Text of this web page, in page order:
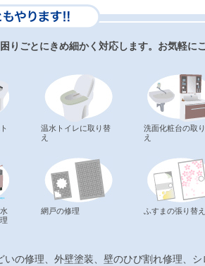
ごとにきめ細かく対応します。お気軽に
温水トイレに取り替
え
洗面化粧台の取
え
網戸の修理 ふすまの張り替え
の修理、外壁塗装、壁のひび割れ修理、